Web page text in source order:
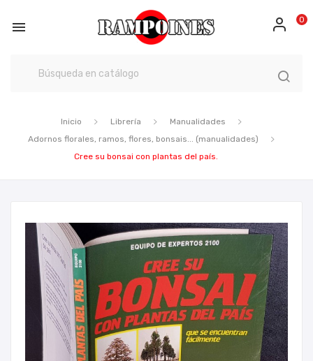
 0
Inicio Librería
Manualidades
Adornos florales, ramos, flores, bonsais... (manualidades)
Cree su bonsai con plantas del país.